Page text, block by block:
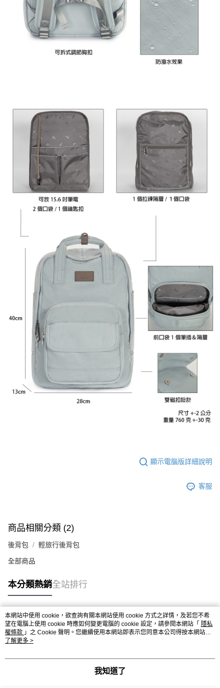
顯示電腦版詳細說明
客服
商品相關分類 (2)
後背包 輕旅行後背包
全部商品
本分類熱銷全站排行
熱門標籤
本網站中使用 cookie，欲查詢有關本網站使用 cookie 方式之詳情，及若您不希
望在電腦上使用 cookie 時應如何變更電腦的 cookie 設定，請參閱本網站「 隱私
權條款 」之 Cookie 聲明。您繼續使用本網站即表示您同意本公司得按本網站使
用條款之 Cookie 聲明使用 cookie。
了解更多 >
我知道了